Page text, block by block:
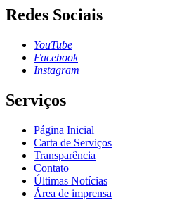
Redes Sociais
YouTube
Facebook
Instagram
Serviços
Página Inicial
Carta de Serviços
Transparência
Contato
Últimas Notícias
Área de imprensa